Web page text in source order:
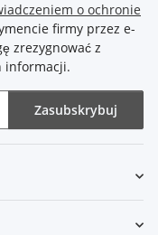
o ochronie
firmy przez e-
zrezygnować z
informacji.
Zasubskrybuj